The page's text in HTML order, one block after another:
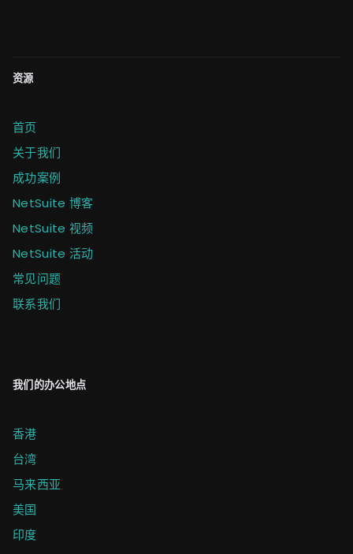
资源
首页
关于我们
成功案例
NetSuite 博客
NetSuite 视频
NetSuite 活动
常见问题
联系我们
我们的办公地点
香港
台湾
马来西亚
美国
印度